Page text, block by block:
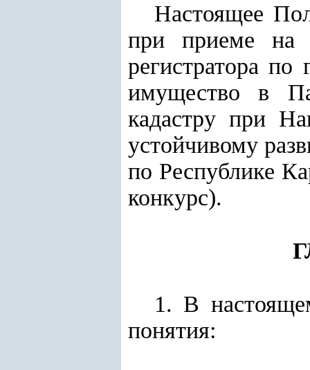
Настоящее
при приеме на
регистратора по
имущество в
кадастру при
устойчивому
по Республике
конкурс).
1. В
понятия: